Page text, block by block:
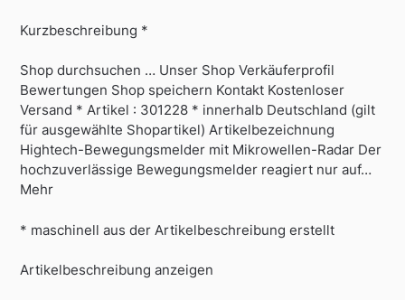
Kurzbeschreibung *
Shop durchsuchen … Unser Shop Verkäuferprofil
Bewertungen Shop speichern Kontakt Kostenloser
Versand * Artikel : 301228 * innerhalb Deutschland (gilt
für ausgewählte Shopartikel) Artikelbezeichnung
Hightech-Bewegungsmelder mit Mikrowellen-Radar Der
hochzuverlässige Bewegungsmelder reagiert nur auf…
Mehr
* maschinell aus der Artikelbeschreibung erstellt
Artikelbeschreibung anzeigen